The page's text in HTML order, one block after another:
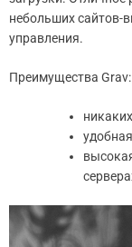
небольших сайтов-
управления.
Преимущества Grav: